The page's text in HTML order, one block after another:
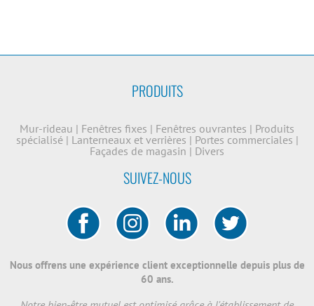
PRODUITS
Mur-rideau | Fenêtres fixes | Fenêtres ouvrantes | Produits
spécialisé | Lanterneaux et verrières | Portes commerciales |
Façades de magasin | Divers
SUIVEZ-NOUS
Nous offrens une expérience client exceptionnelle depuis plus de
60 ans.